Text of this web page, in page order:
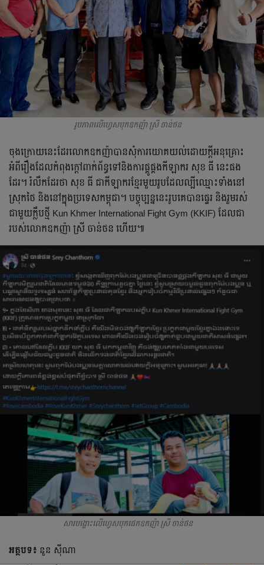
រូបភាពលើហ្វេសបុកឧកញ៉ា ស្រី ចាន់ថន
ចុង​ក្រោយ​នេះ​ដែរ​លោក​ឧកញ៉ា​បាន​សុំ​ការ​យោគយល់​ដោយ​ក្ដី​អនុគ្រោះ​
អំពី​រឿង​ដែល​កំពុង​ក្ដៅ​ពាក់ព័ន្ធ​ទៅ​និង​ការ​ផ្គូផ្គង​កីឡាករ​ សុខ​ ធី​ នេះ​ផង​
ដែរ។​ រំលឹក​ដែរ​ថា​ សុខ​ ធី​ ជា​កីឡាករ​ខ្មែរ​មួយ​រូប​ដែល​ល្បីឈ្មោះ​ទាំង​នៅ​
ស្រុក​ថៃ​ និង​នៅ​ក្នុង​ប្រទេស​កម្ពុជា។​ បច្ចុប្បន្ន​នេះ​រូប​គេ​បាន​ផ្ទេរ​ និង​រួម​រស់​
ជា​មួយ​ក្លឹប​ថ្មី​ Kun Khmer International Fight Gym (KKIF)​ ដែល​ជា​
របស់​លោក​ឧកញ៉ា​ ស្រី​ ចាន់ថន​ ហើយ៕​
សារបង្ហោះលើហ្វេសបុកផេកឧកញ៉ា ស្រី​ ចាន់ថន
អត្ថបទ៖ នួន ស៊ីណា​